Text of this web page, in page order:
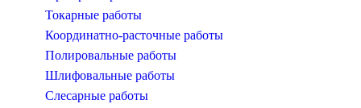
Токарные работы
Координатно-расточные работы
Полировальные работы
Шлифовальные работы
Слесарные работы